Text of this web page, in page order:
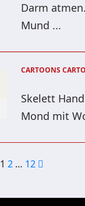
Darm
Mund ...
CARTOONS
Skelett
Mond mit
1 2 … 12